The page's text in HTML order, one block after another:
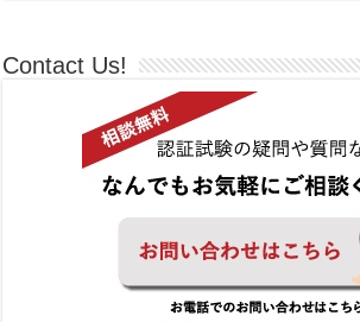
Contact Us!